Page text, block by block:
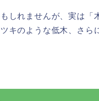
しれませんが、実は「
キのような低木、さら